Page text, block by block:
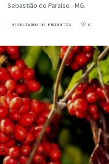
Sebastião do Paraíso - MG.
RESULTADOS DE PRODUTOS 0